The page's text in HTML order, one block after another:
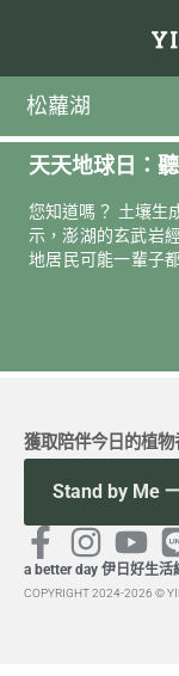
松蘿湖
天天地球日：
您知道嗎？ 土壤生
示，澎湖的玄武岩
地居民可能一輩子
a better day 伊日好生活
COPYRIGHT 2024-2026 ©
獲取陪伴今日的植
Stand by Me